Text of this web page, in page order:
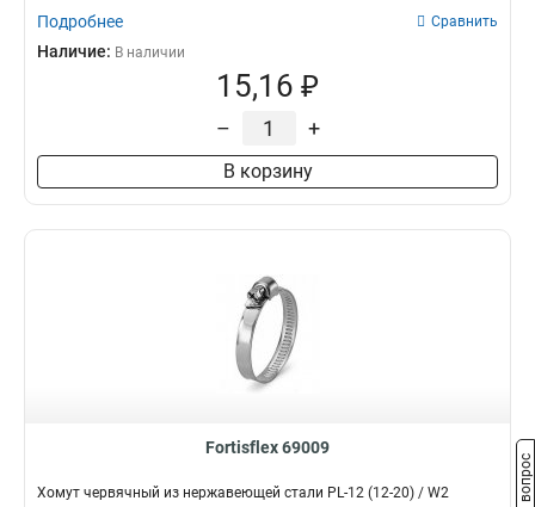
Подробнее Сравнить
Наличие: В наличии
15,16 ₽
– +
В корзину
Fortisflex 69009
Хомут червячный из нержавеющей стали PL-12 (12-20) / W2